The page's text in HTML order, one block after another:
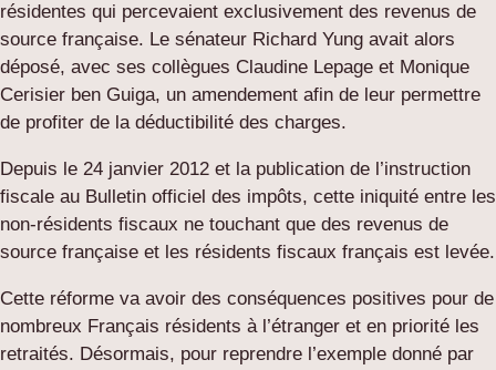
résidentes qui percevaient exclusivement des revenus de
source française. Le sénateur Richard Yung avait alors
déposé, avec ses collègues Claudine Lepage et Monique
Cerisier ben Guiga, un amendement afin de leur permettre
de profiter de la déductibilité des charges.
Depuis le 24 janvier 2012 et la publication de l’instruction
fiscale au Bulletin officiel des impôts, cette iniquité entre les
non-résidents fiscaux ne touchant que des revenus de
source française et les résidents fiscaux français est levée.
Cette réforme va avoir des conséquences positives pour de
nombreux Français résidents à l’étranger et en priorité les
retraités. Désormais, pour reprendre l’exemple donné par